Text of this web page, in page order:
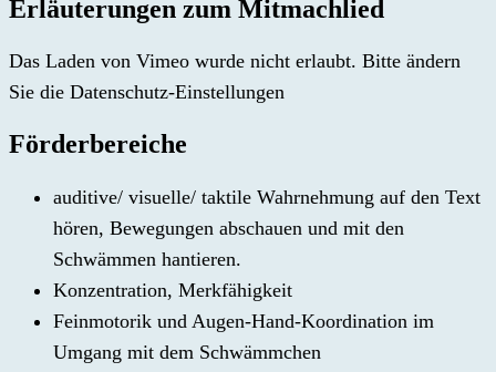
Erläuterungen zum Mitmachlied
Das Laden von Vimeo wurde nicht erlaubt. Bitte ändern
Sie die Datenschutz-Einstellungen
Förderbereiche
auditive/ visuelle/ taktile Wahrnehmung auf den Text
hören, Bewegungen abschauen und mit den
Schwämmen hantieren.
Konzentration, Merkfähigkeit
Feinmotorik und Augen-Hand-Koordination im
Umgang mit dem Schwämmchen